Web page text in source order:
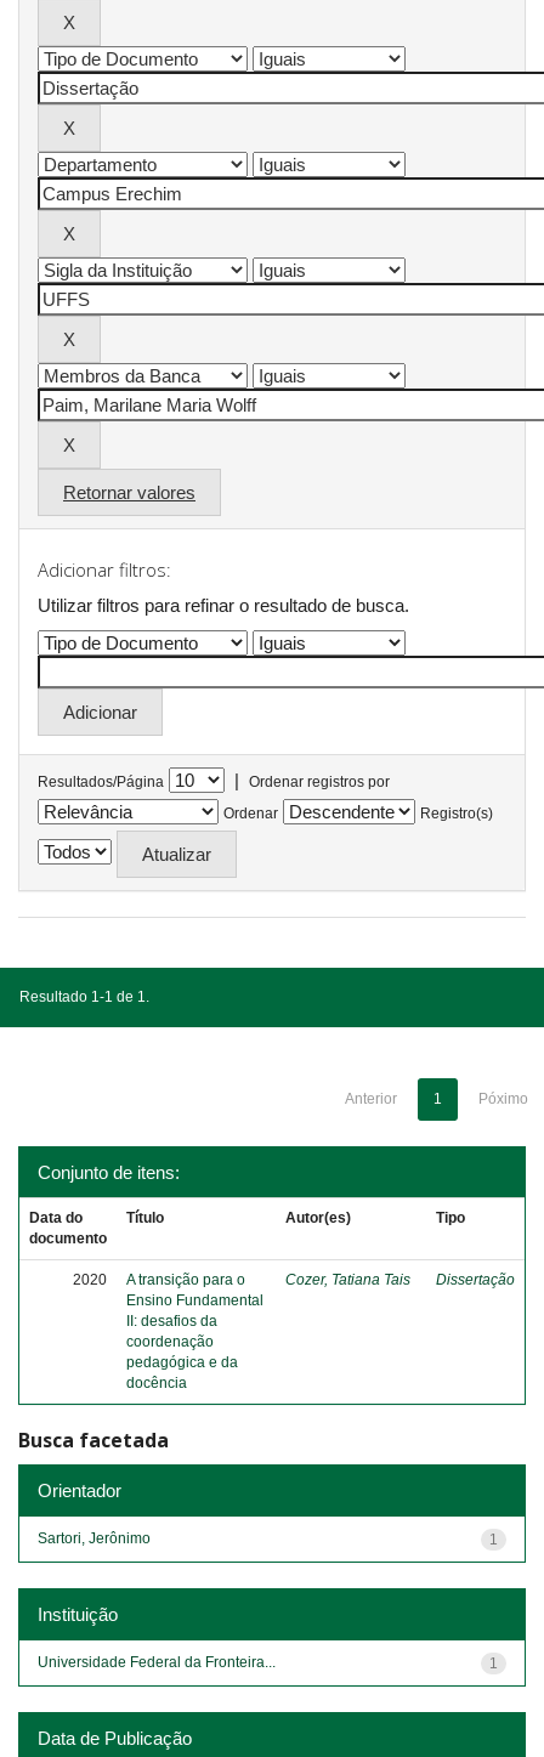
Retornar valores
Adicionar filtros:
Utilizar filtros para refinar o resultado de busca.
Resultados/Página |
Ordenar registros por
Ordenar
Registro(s)
Resultado 1-1 de 1.
Anterior 1 Póximo
Conjunto de itens:
Data do
documento
Título Autor(es) Tipo
2020
A transição para o
Ensino Fundamental
II: desafios da
coordenação
pedagógica e da
docência
Cozer, Tatiana Tais Dissertação
Busca facetada
Orientador
1
Sartori, Jerônimo
Instituição
1
Universidade Federal da Fronteira...
Data de Publicação